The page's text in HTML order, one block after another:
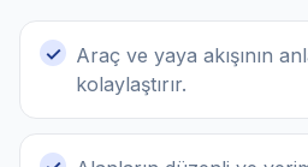
Araç ve yaya akışının
kolaylaştırır.